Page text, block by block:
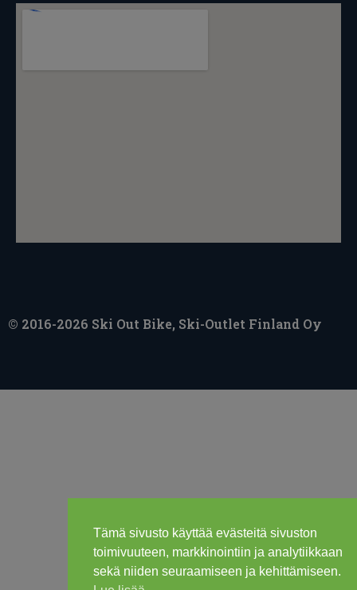
Tämä sivusto käyttää evästeitä sivuston
toimivuuteen, markkinointiin ja analytiikkaan
sekä niiden seuraamiseen ja kehittämiseen.
© 2016-2026 Ski Out Bike, Ski-Outlet Finland Oy